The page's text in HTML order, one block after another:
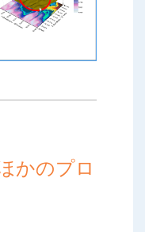
かのプロ